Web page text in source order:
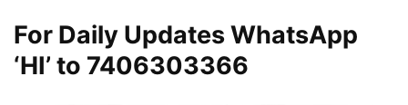
For Daily Updates WhatsApp
‘HI’ to 7406303366